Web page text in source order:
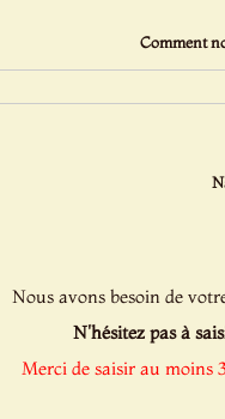
Comment
Nous avons besoin de
N'hésitez pas à
Merci de saisir au moins